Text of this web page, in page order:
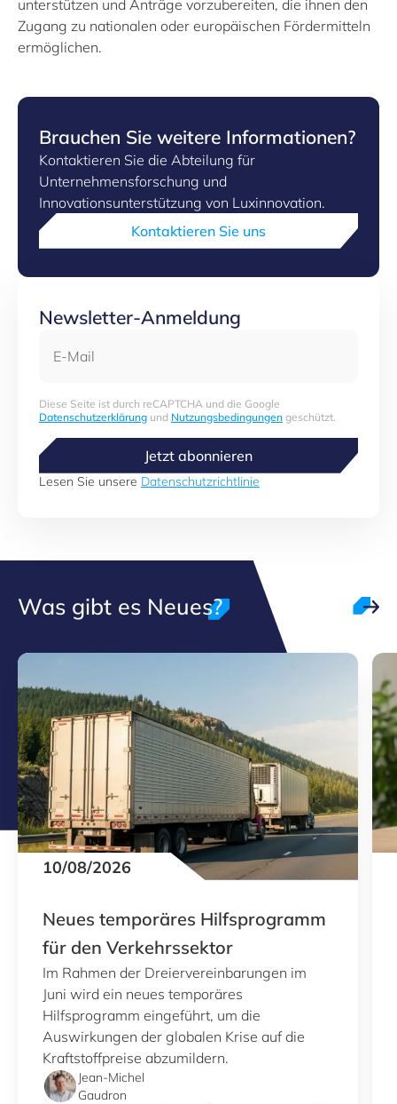
unterstützen und Anträge vorzubereiten, die ihnen den
Zugang zu nationalen oder europäischen Fördermitteln
ermöglichen.
Brauchen Sie weitere Informationen?
Kontaktieren Sie die Abteilung für
Unternehmensforschung und
Innovationsunterstützung von Luxinnovation.
Kontaktieren Sie uns
Newsletter-Anmeldung
Diese Seite ist durch reCAPTCHA und die Google
Datenschutzerklärung und Nutzungsbedingungen geschützt.
Jetzt abonnieren
Lesen Sie unsere Datenschutzrichtlinie
Was gibt es Neues?
10/08/2026
Neues temporäres Hilfsprogramm
für den Verkehrssektor
Im Rahmen der Dreiervereinbarungen im
Juni wird ein neues temporäres
Hilfsprogramm eingeführt, um die
Auswirkungen der globalen Krise auf die
Kraftstoffpreise abzumildern.
Jean-Michel
Gaudron
Einfache Antragstellung